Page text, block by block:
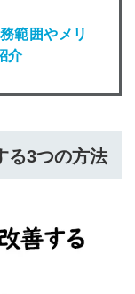
範囲やメリ
介
る3つの方法